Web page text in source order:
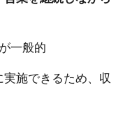
一般的
施できるため、収